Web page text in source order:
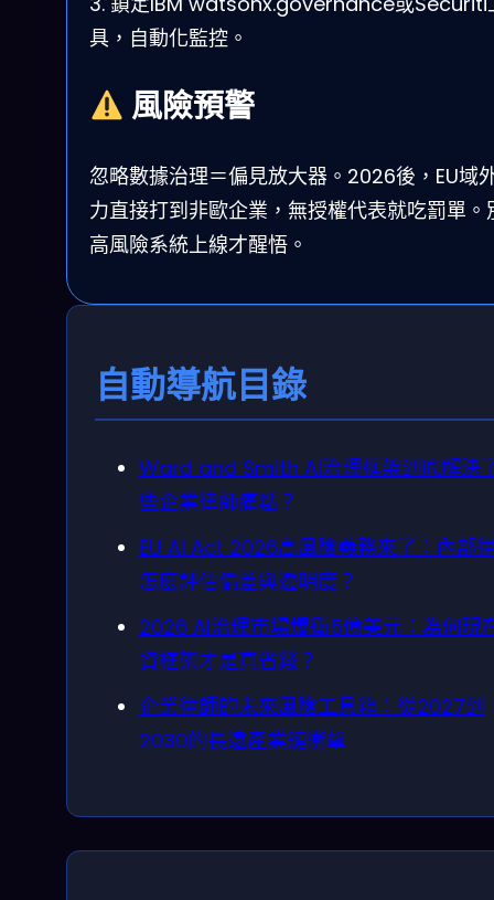
具，自動化監控。
風險預警
忽略數據治理＝偏見放大器。2026後，EU域
力直接打到非歐企業，無授權代表就吃罰單。
高風險系統上線才醒悟。
自動導航目錄
Ward and Smith AI治理框架到底解決
些企業律師痛點？
EU AI Act 2026高風險義務來了：內部
怎麼評估偏差與透明度？
2026 AI治理市場爆衝5億美元：為何現
資框架才是真省錢？
企業律師的未來風險工具箱：從2027到
2030的長遠產業鏈衝擊